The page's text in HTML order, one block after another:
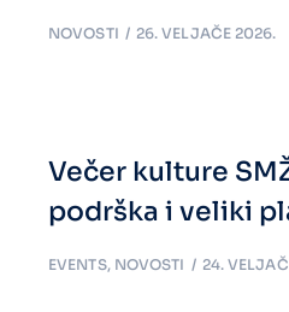
NOVOSTI 26. VELJAČE 2026.
Večer kulture
podrška i veliki
EVENTS, NOVOSTI 24.